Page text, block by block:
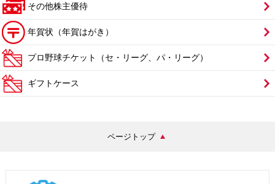
その他株主優待
年賀状（年賀はがき）
プロ野球チケット（セ・リーグ、パ・リーグ）
ギフトケース
ページトップ